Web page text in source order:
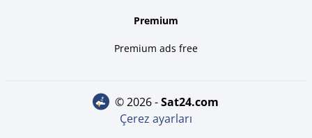
Premium
Premium ads free
© 2026 - sat24.com
Çerez ayarları